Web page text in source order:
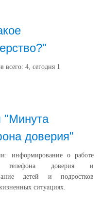
всего: 4, сегодня 1
"Минута
доверия"
информирование о работе
телефона доверия и
детей и подростков
ситуациях.